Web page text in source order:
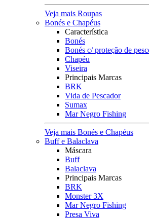
Veja mais Roupas
Bonés e Chapéus
Característica
Bonés
Bonés c/ proteção de
Chapéu
Viseira
Principais Marcas
BRK
Vida de Pescador
Sumax
Mar Negro Fishing
Veja mais Bonés e Chapéus
Buff e Balaclava
Máscara
Buff
Balaclava
Principais Marcas
BRK
Monster 3X
Mar Negro Fishing
Presa Viva